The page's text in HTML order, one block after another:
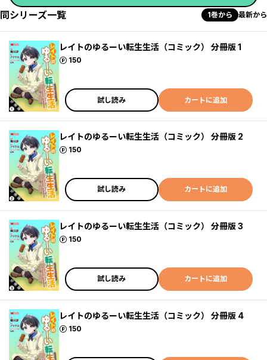
同シリーズ一覧 1巻から 最新から
レイトのゆるーい転生生活（コミック） 分冊版 1
150
ポイント
試し読み カートに追加
レイトのゆるーい転生生活（コミック） 分冊版 2
150
ポイント
試し読み カートに追加
レイトのゆるーい転生生活（コミック） 分冊版 3
150
ポイント
試し読み カートに追加
レイトのゆるーい転生生活（コミック） 分冊版 4
150
ポイント